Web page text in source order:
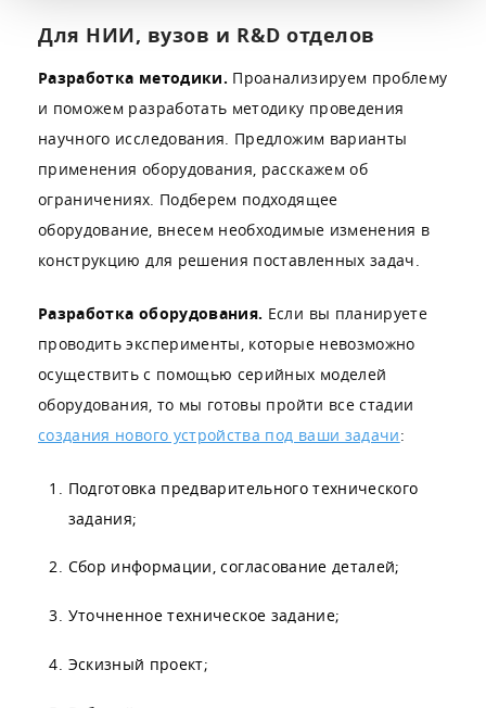
Для НИИ, вузов и R&D отделов
Разработка методики. Проанализируем проблему
и поможем разработать методику проведения
научного исследования. Предложим варианты
применения оборудования, расскажем об
ограничениях. Подберем подходящее
оборудование, внесем необходимые изменения в
конструкцию для решения поставленных задач.
Разработка оборудования. Если вы планируете
проводить эксперименты, которые невозможно
осуществить с помощью серийных моделей
оборудования, то мы готовы пройти все стадии
создания нового устройства под ваши задачи:
Подготовка предварительного технического
задания;
Сбор информации, согласование деталей;
Уточненное техническое задание;
Эскизный проект;